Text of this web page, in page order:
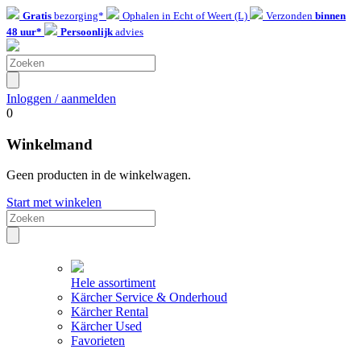
Gratis bezorging* Ophalen in Echt of Weert (L) Verzonden binnen
48 uur*
Persoonlijkadvies
Inloggen / aanmelden
0
Winkelmand
Geen producten in de winkelwagen.
Start met winkelen
Hele assortiment
Kärcher Service & Onderhoud
Kärcher Rental
Kärcher Used
Favorieten